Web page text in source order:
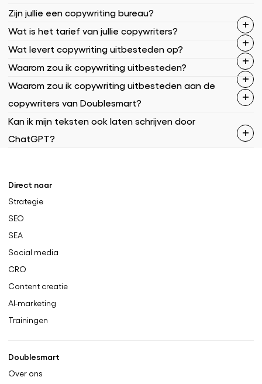
Zijn jullie een copywriting bureau?
Wat is het tarief van jullie copywriters?
Wat levert copywriting uitbesteden op?
Waarom zou ik copywriting uitbesteden?
Waarom zou ik copywriting uitbesteden aan de
copywriters van Doublesmart?
Kan ik mijn teksten ook laten schrijven door
ChatGPT?
Direct naar
Strategie
SEO
SEA
Social media
CRO
Content creatie
AI-marketing
Trainingen
Doublesmart
Over ons